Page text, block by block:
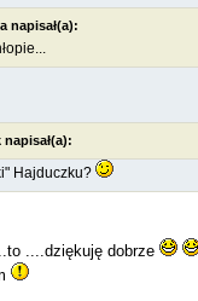
napisał(a):
Hajduczku?
....dziękuję dobrze